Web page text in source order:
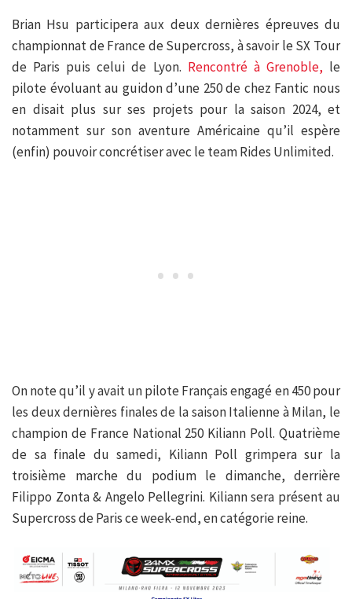
Brian Hsu participera aux deux dernières épreuves du
championnat de France de Supercross, à savoir le SX Tour
de Paris puis celui de Lyon. Rencontré à Grenoble, le
pilote évoluant au guidon d’une 250 de chez Fantic nous
en disait plus sur ses projets pour la saison 2024, et
notamment sur son aventure Américaine qu’il espère
(enfin) pouvoir concrétiser avec le team Rides Unlimited.
On note qu’il y avait un pilote Français engagé en 450 pour
les deux dernières finales de la saison Italienne à Milan, le
champion de France National 250 Kiliann Poll. Quatrième
de sa finale du samedi, Kiliann Poll grimpera sur la
troisième marche du podium le dimanche, derrière
Filippo Zonta & Angelo Pellegrini. Kiliann sera présent au
Supercross de Paris ce week-end, en catégorie reine.